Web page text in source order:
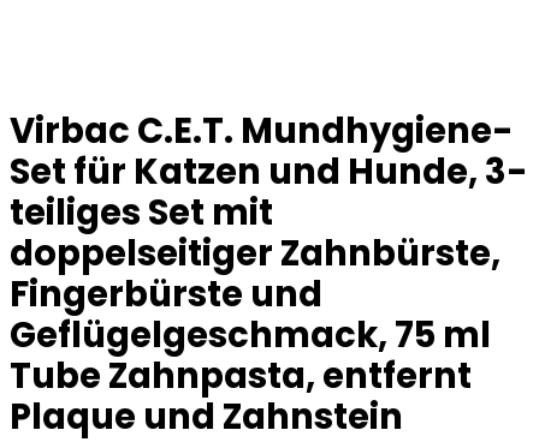
Virbac C.E.T. Mundhygiene-
Set für Katzen und Hunde, 3-
teiliges Set mit
doppelseitiger Zahnbürste,
Fingerbürste und
Geflügelgeschmack, 75 ml
Tube Zahnpasta, entfernt
Plaque und Zahnstein